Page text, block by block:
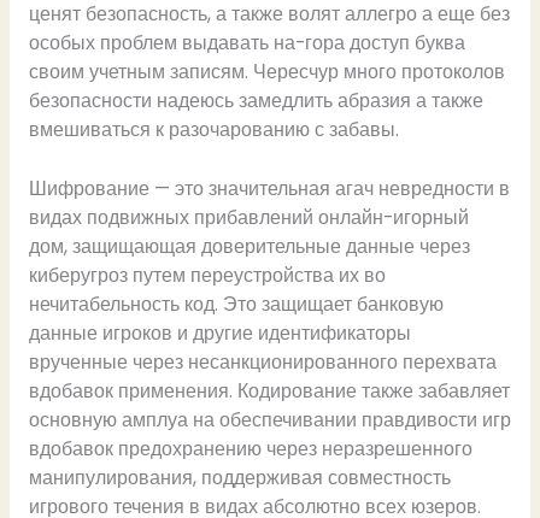
ценят безопасность, а также волят аллегро а еще без
особых проблем выдавать на-гора доступ буква
своим учетным записям. Чересчур много протоколов
безопасности надеюсь замедлить абразия а также
вмешиваться к разочарованию с забавы.
Шифрование — это значительная агач невредности в
видах подвижных прибавлений онлайн-игорный
дом, защищающая доверительные данные через
киберугроз путем переустройства их во
нечитабельность код. Это защищает банковую
данные игроков и другие идентификаторы
врученные через несанкционированного перехвата
вдобавок применения. Кодирование также забавляет
основную амплуа на обеспечивании правдивости игр
вдобавок предохранению через неразрешенного
манипулирования, поддерживая совместность
игрового течения в видах абсолютно всех юзеров.